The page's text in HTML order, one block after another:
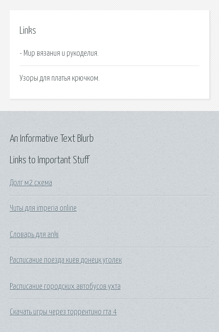
Links
- Мир вязания и рукоделия.
Узоры для платья крючком.
Links to Important Stuff
Долг м2 схема
Читы для imperia online
Словарь для anki
Расписание поезда киев донецк уголек
Расписание городских автобусов ухта
Скачать игры через торрентино гта 4
An Informative Text Blurb